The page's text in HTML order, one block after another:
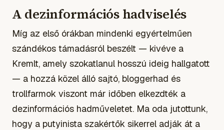
A dezinformációs hadviselés
Míg az első órákban mindenki egyértelműen
szándékos támadásról beszélt — kivéve a
Kremlt, amely szokatlanul hosszú ideig hallgatott
— a hozzá közel álló sajtó, bloggerhad és
trollfarmok viszont már időben elkezdték a
dezinformációs hadműveletet. Ma oda jutottunk,
hogy a putyinista szakértők sikerrel adják át a